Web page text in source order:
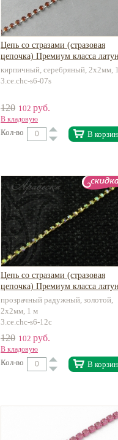
Цепь со стразами (стразовая
цепочка) Премиум класса
кирпичный, серебряный, 2х2мм,
3.ce.chc-s6-07s
120 102 руб.
В кладовую
Кол-во В
Цепь со стразами (стразовая
цепочка) Премиум класса
прозрачный радужный, золотой,
2х2мм, 1 м
3.ce.chc-s6-12c
120 102 руб.
В кладовую
Кол-во В